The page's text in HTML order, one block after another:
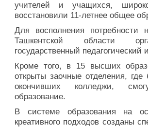
учителей и учащихся,
восстановили 11-летнее общее
Для восполнения
Ташкентской области
государственный педагогический
Кроме того, в 15 высших
открыты заочные отделения, где
окончивших колледжи,
образование.
В системе образования на
креативного подходов созданы